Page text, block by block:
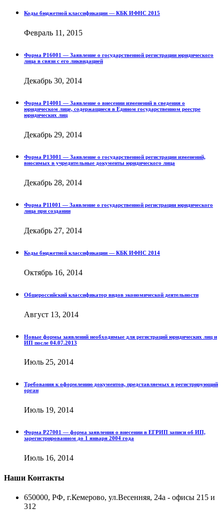
Коды бюджетной классификации — КБК ИФНС 2015
Февраль 11, 2015
Форма Р16001 — Заявление о государственной регистрации юридического
лица в связи с его ликвидацией
Декабрь 30, 2014
Форма Р14001 — Заявление о внесении изменений в сведения о
юридическом лице, содержащиеся в Едином государственном реестре
юридических лиц
Декабрь 29, 2014
Форма Р13001 — Заявление о государственной регистрации изменений,
вносимых в учредительные документы юридического лица
Декабрь 28, 2014
Форма Р11001 — Заявление о государственной регистрации юридического
лица при создании
Декабрь 27, 2014
Коды бюджетной классификации — КБК ИФНС 2014
Октябрь 16, 2014
Общероссийский классификатор видов экономической деятельности
Август 13, 2014
Новые формы заявлений необходимые для регистраций юридических лиц и
ИП после 04.07.2013
Июль 25, 2014
Требования к оформлению документов, представляемых в регистрирующий
орган
Июль 19, 2014
Форма Р27001 — форма заявления о внесении в ЕГРИП записи об ИП,
зарегистрированном до 1 января 2004 года
Июль 16, 2014
Наши Контакты
650000, РФ, г.Кемерово, ул.Весенняя, 24а - офисы 215 и
312